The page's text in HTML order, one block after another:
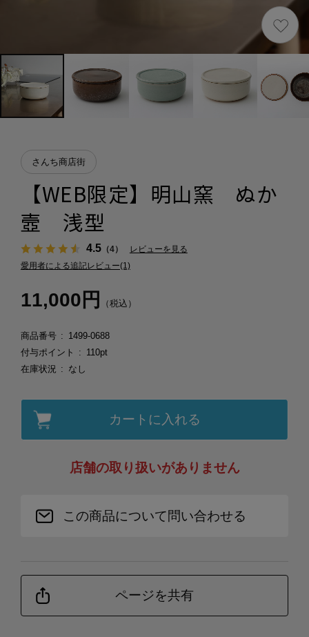
さんち商店街
【WEB限定】明山窯 ぬか
壼 浅型
4.5（4）
レビューを見る
愛用者による追記レビュー(1)
11,000円 （税込）
商品番号
1499-0688
付与ポイント
110pt
在庫状況
なし
カートに入れる
店舗の取り扱いがありません
この商品について問い合わせる
ページを共有